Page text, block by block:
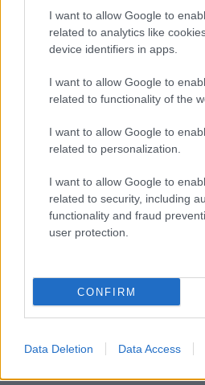
I want to allow Google to
related to analytics like
device identifiers in apps.
I want to allow Google to
related to functionality of the
I want to allow Google to
related to personalization.
I want to allow Google to
related to security, including
functionality and fraud
user protection.
CONFIRM
Data Deletion Data Access
compiendo miracoli sul
liberali – abbiano
informazione la sta dando
buon Formigli con il suo
appiattito sulle posizioni
Un vero e
Claudio Romiti, 24 ottobre
Nicolaporro.it è anche su
essere sempre aggiornati